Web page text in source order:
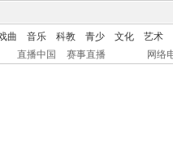
曲 音乐 科教 青少 文化
艺术
直播中国 赛事直播 网络